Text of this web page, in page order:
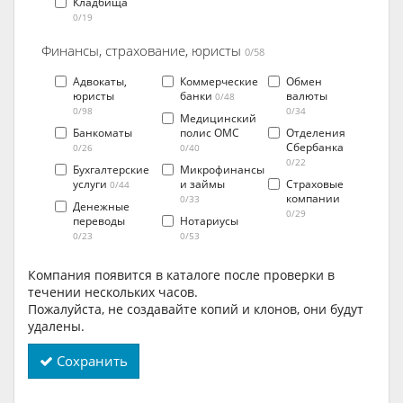
0/19
Финансы, страхование, юристы 0/58
Адвокаты,
юристы
0/98
Банкоматы
0/26
Бухгалтерские
услуги 0/44
Денежные
переводы
0/23
Коммерческие
банки 0/48
Медицинский
полис ОМС
0/40
Микрофинансы
и займы
0/33
Нотариусы
0/53
Обмен
валюты
0/34
Отделения
Сбербанка
0/22
Страховые
компании
0/29
Компания появится в каталоге после проверки в
течении нескольких часов.
Пожалуйста, не создавайте копий и клонов, они будут
удалены.
Сохранить